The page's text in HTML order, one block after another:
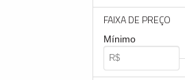
FAIXA DE PREÇO
Mínimo